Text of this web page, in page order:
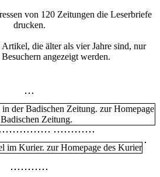
von 120 Zeitungen die Leserbriefe
drucken.
Artikel, die älter als vier Jahre sind, nur
angezeigt werden.